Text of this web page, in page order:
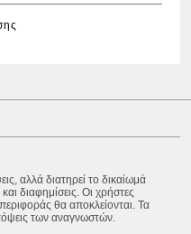
αλλά διατηρεί το δικαίωμά
διαφημίσεις. Οι χρήστες
θα αποκλείονται. Τα
των αναγνωστών.